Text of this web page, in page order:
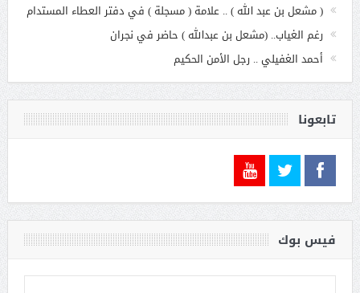
( مشعل بن عبد الله ) .. علامة ( مسجلة ) في دفتر العطاء المستدام
رغم الغياب.. (مشعل بن عبدالله ) حاضر في نجران
أحمد الغفيلي .. رجل الأمن الحكيم
تابعونا
فيس بوك